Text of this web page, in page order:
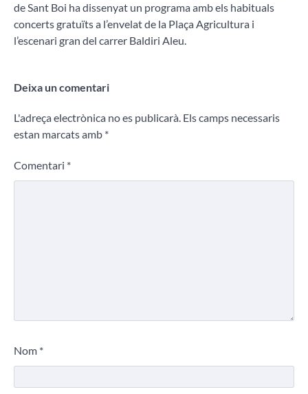
de Sant Boi ha dissenyat un programa amb els habituals
concerts gratuïts a l’envelat de la Plaça Agricultura i
l’escenari gran del carrer Baldiri Aleu.
Deixa un comentari
L'adreça electrònica no es publicarà. Els camps necessaris
estan marcats amb *
Comentari *
Nom *